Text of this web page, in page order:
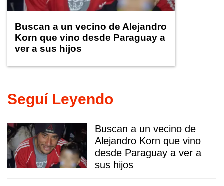
Buscan a un vecino de Alejandro
Korn que vino desde Paraguay a
ver a sus hijos
Seguí Leyendo
Buscan a un vecino de
Alejandro Korn que vino
desde Paraguay a ver a
sus hijos